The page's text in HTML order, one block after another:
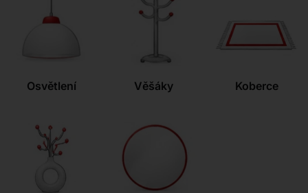
Osvětlení Věšáky Koberce